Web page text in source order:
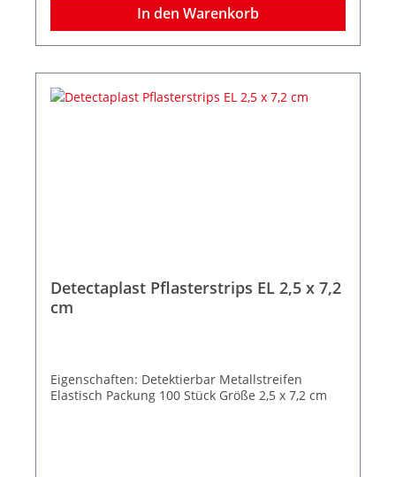
In den Warenkorb
Detectaplast Pflasterstrips EL 2,5 x 7,2
cm
Eigenschaften: Detektierbar Metallstreifen
Elastisch Packung 100 Stück Größe 2,5 x 7,2 cm